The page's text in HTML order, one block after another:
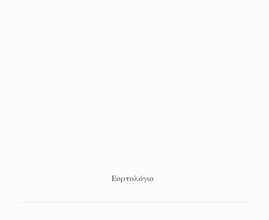
Εορτολόγιο